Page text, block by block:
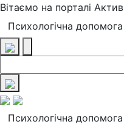
Вітаємо на порталі
Психологічна допомога
Психологічна допомога